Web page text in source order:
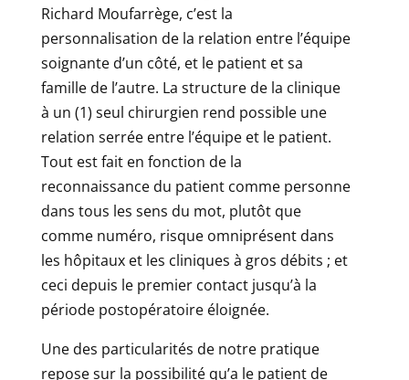
Richard Moufarrège, c’est la
personnalisation de la relation entre l’équipe
soignante d’un côté, et le patient et sa
famille de l’autre. La structure de la clinique
à un (1) seul chirurgien rend possible une
relation serrée entre l’équipe et le patient.
Tout est fait en fonction de la
reconnaissance du patient comme personne
dans tous les sens du mot, plutôt que
comme numéro, risque omniprésent dans
les hôpitaux et les cliniques à gros débits ; et
ceci depuis le premier contact jusqu’à la
période postopératoire éloignée.
Une des particularités de notre pratique
repose sur la possibilité qu’a le patient de